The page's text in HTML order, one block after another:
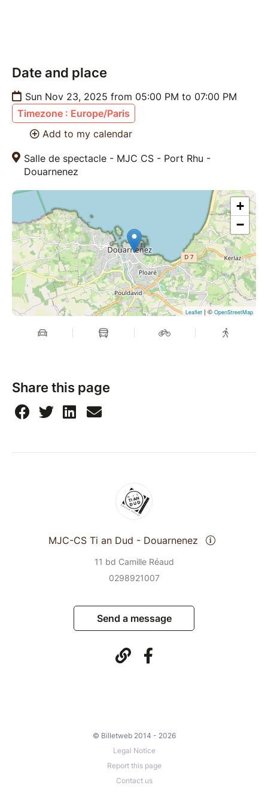
Date and place
Sun Nov 23, 2025 from 05:00 PM to 07:00 PM
Timezone : Europe/Paris
Add to my calendar
Salle de spectacle - MJC CS - Port Rhu -
Douarnenez
+
−
Leaflet | © OpenStreetMap
Share this page
MJC-CS Ti an Dud - Douarnenez
11 bd Camille Réaud
0298921007
Send a message
© Billetweb 2014 - 2026
Legal Notice
Report this page
Contact us